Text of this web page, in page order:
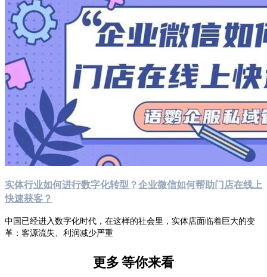
实体行业如何进行数字化转型？企业微信如何帮助门店在线上
快速获客？
中国已经进入数字化时代，在这样的社会里，实体店面临着巨大的变
革：客源流失、利润减少严重
更多等你来看